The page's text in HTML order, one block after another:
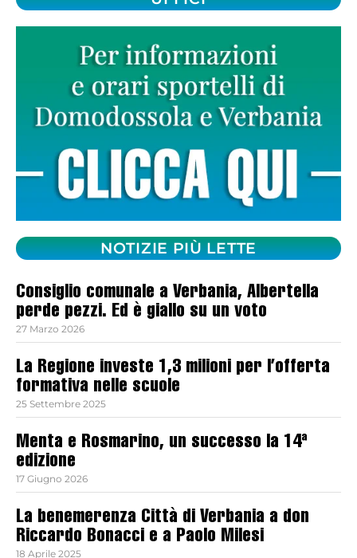
NOTIZIE PIÙ LETTE
Consiglio comunale a Verbania, Albertella
perde pezzi. Ed è giallo su un voto
27 Marzo 2026
La Regione investe 1,3 milioni per l’offerta
formativa nelle scuole
25 Settembre 2025
Menta e Rosmarino, un successo la 14ª
edizione
17 Giugno 2026
La benemerenza Città di Verbania a don
Riccardo Bonacci e a Paolo Milesi
18 Aprile 2025